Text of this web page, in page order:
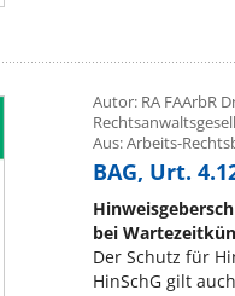
Autor: RA FAArbR
Aus: Arbeits-
BAG, Urt.
bei
Der Schutz für
HinSchG gilt